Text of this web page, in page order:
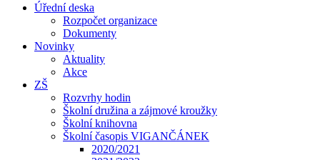
Úřední deska
Rozpočet organizace
Dokumenty
Novinky
Aktuality
Akce
ZŠ
Rozvrhy hodin
Školní družina a zájmové kroužky
Školní knihovna
Školní časopis VIGANČÁNEK
2020/2021